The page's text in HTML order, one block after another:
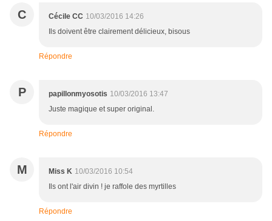
C Cécile CC 10/03/2016 14:26
Ils doivent être clairement délicieux, bisous
Répondre
P papillonmyosotis 10/03/2016 13:47
Juste magique et super original.
Répondre
M Miss K 10/03/2016 10:54
Ils ont l'air divin ! je raffole des myrtilles
Répondre